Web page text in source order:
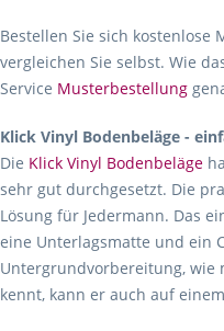
Bestellen Sie sich kostenlose
vergleichen Sie selbst. Wie
Service Musterbestellung
Klick Vinyl Bodenbeläge -
Die Klick Vinyl Bodenbeläge
sehr gut durchgesetzt. Die
Lösung für Jedermann. Das
eine Unterlagsmatte und ein
Untergrundvorbereitung, wie
kennt, kann er auch auf